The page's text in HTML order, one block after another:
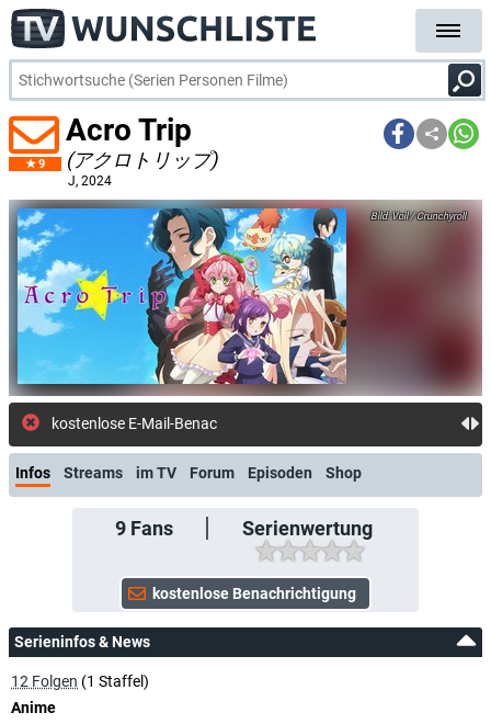
9
Acro Trip
(アクロトリップ)
J, 2024
Voil / Crunchyroll
kostenlose E-Mail-Benachrichtigung bei St
Infos Streams im TV Forum Episoden Shop
9Fans Serienwertung
Serieninfos & News
12 Folgen (1 Staffel)
Anime